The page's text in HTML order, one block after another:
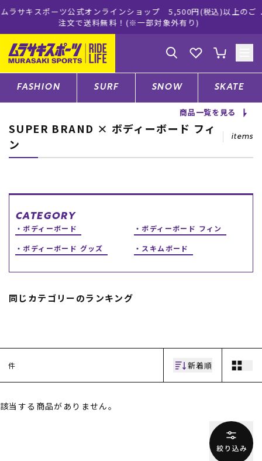
ンラインショップ 5,500円(税込)以上のご
料無料！(※一部対象外有り)
ムラサキスポーツ公
ゲスト様
ログイン 会員登録
店舗一覧
ファッションTOP
サーフTOP
特集一覧
下取り保証について
FASHION SURF SNOW SKATE
商品一覧を見る
SUPER BRAND × ボディーボード フィ
ン
items
CATEGORY
ボディーボード
ボディーボード フィン
ボディーボード グッズ
スキムボード
同じカテゴリーのランキング
件 新着順
該当する商品がありません。